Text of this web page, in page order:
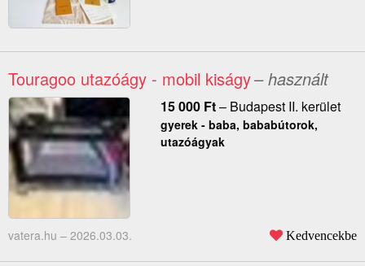
Touragoo utazóágy - mobil kiságy– használt
15 000 Ft– Budapest II. kerület
gyerek - baba, bababútorok,
utazóágyak
vatera.hu – 2026.03.03. Kedvencekbe